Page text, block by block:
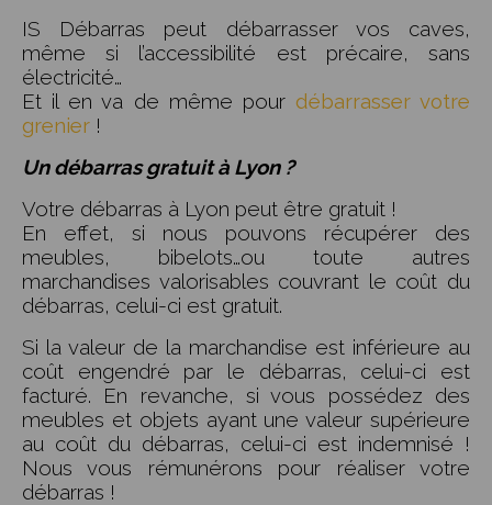
IS Débarras peut débarrasser vos caves,
même si l’accessibilité est précaire, sans
électricité…
Et il en va de même pour débarrasser votre
grenier !
Un débarras gratuit à Lyon ?
Votre débarras à Lyon peut être gratuit !
En effet, si nous pouvons récupérer des
meubles, bibelots…ou toute autres
marchandises valorisables couvrant le coût du
débarras, celui-ci est gratuit.
Si la valeur de la marchandise est inférieure au
coût engendré par le débarras, celui-ci est
facturé. En revanche, si vous possédez des
meubles et objets ayant une valeur supérieure
au coût du débarras, celui-ci est indemnisé !
Nous vous rémunérons pour réaliser votre
débarras !